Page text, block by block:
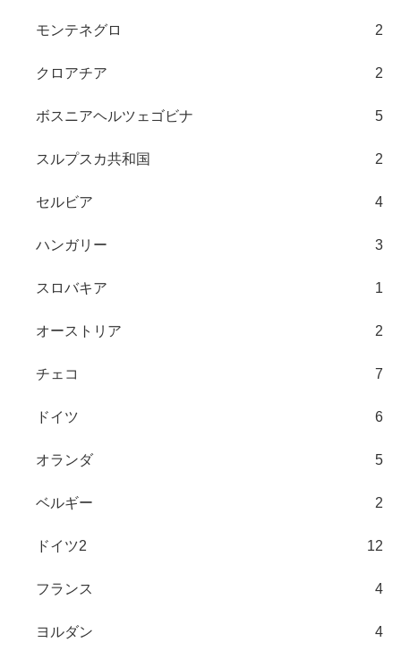
モンテネグロ 2
クロアチア 2
ボスニアヘルツェゴビナ 5
スルプスカ共和国 2
セルビア 4
ハンガリー 3
スロバキア 1
オーストリア 2
チェコ 7
ドイツ 6
オランダ 5
ベルギー 2
ドイツ2 12
フランス 4
ヨルダン 4